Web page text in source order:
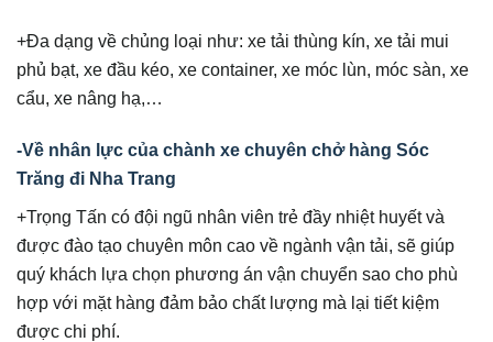
+Đa dạng về chủng loại như: xe tải thùng kín, xe tải mui
phủ bạt, xe đầu kéo, xe container, xe móc lùn, móc sàn, xe
cẩu, xe nâng hạ,…
-Về nhân lực của chành xe chuyên chở hàng Sóc
Trăng đi Nha Trang
+Trọng Tấn có đội ngũ nhân viên trẻ đầy nhiệt huyết và
được đào tạo chuyên môn cao về ngành vận tải, sẽ giúp
quý khách lựa chọn phương án vận chuyển sao cho phù
hợp với mặt hàng đảm bảo chất lượng mà lại tiết kiệm
được chi phí.